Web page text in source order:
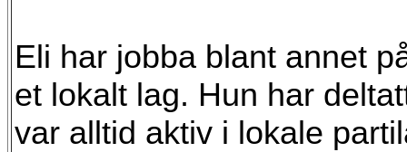
Eli har jobba blant annet
et lokalt lag. Hun har
var alltid aktiv i lokale